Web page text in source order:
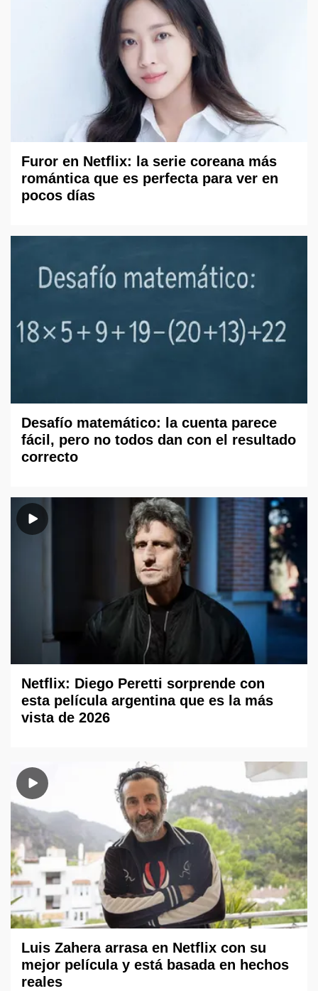
Furor en Netflix: la serie coreana más
romántica que es perfecta para ver en
pocos días
Desafío matemático: la cuenta parece
fácil, pero no todos dan con el resultado
correcto
Netflix: Diego Peretti sorprende con
esta película argentina que es la más
vista de 2026
Luis Zahera arrasa en Netflix con su
mejor película y está basada en hechos
reales